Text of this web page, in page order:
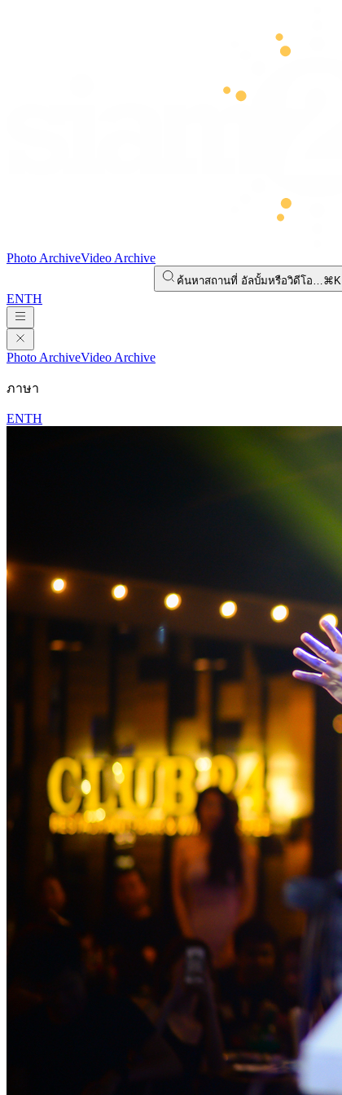
Photo ArchiveVideo Archive
ค้นหาสถานที่ อัลบั้มหรือวิดีโอ…⌘K
ENTH
Photo ArchiveVideo Archive
ภาษา
ENTH